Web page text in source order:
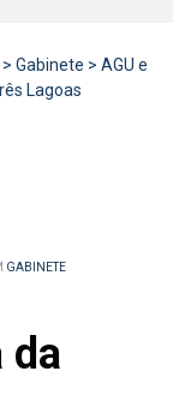
> Gabinete > AGU e
Lagoas
GABINETE
da